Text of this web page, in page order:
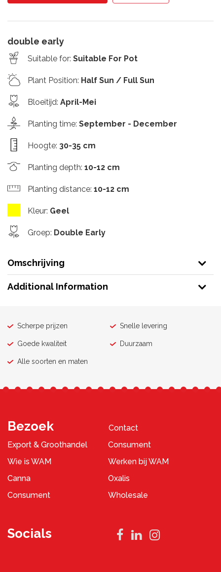
double early
Suitable for: Suitable For Pot
Plant Position: Half Sun / Full Sun
Bloeitijd: April-Mei
Planting time: September - December
Hoogte: 30-35 cm
Planting depth: 10-12 cm
Planting distance: 10-12 cm
Kleur: Geel
Groep: Double Early
Omschrijving
Additional Information
Scherpe prijzen Snelle levering
Goede kwaliteit Duurzaam
Alle soorten en maten
Bezoek
Contact
Export & Groothandel
Consument
Wie is WAM
Werken bij WAM
Canna
Oxalis
Consument
Wholesale
Socials